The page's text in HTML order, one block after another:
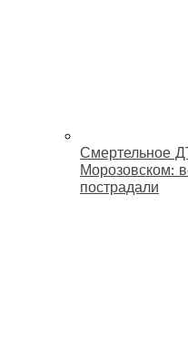
Смертельное
Морозовском:
пострадали